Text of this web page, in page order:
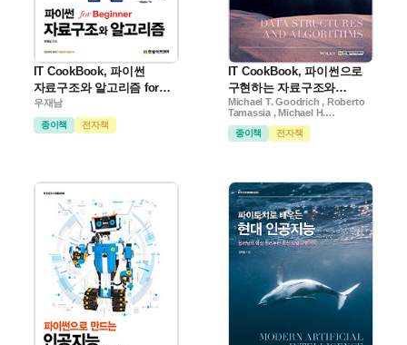
IT CookBook, 파이썬
자료구조와 알고리즘 for
Beginner
우재남
종이책 전자책
IT CookBook, 파이썬으로
구현하는 자료구조와
알고리즘
Michael T. Goodrich , Roberto
Tamassia , Michael H.
Goldwasser
종이책 전자책